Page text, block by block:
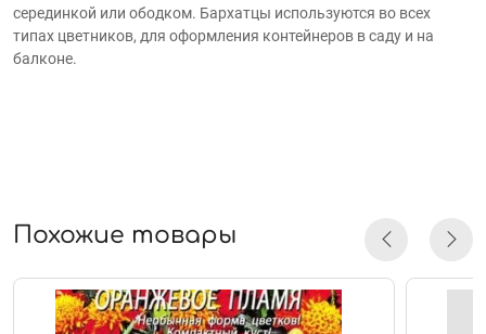
серединкой или ободком. Бархатцы используются во всех
типах цветников, для оформления контейнеров в саду и на
балконе.
Похожие товары